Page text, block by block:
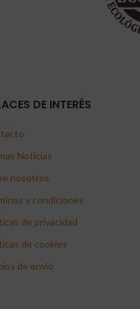
DE INTERÉS
Noticias
nosotros
y condiciones
de privacidad
de cookies
de envío